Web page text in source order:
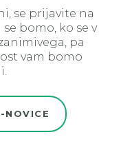
se prijavite na
bomo, ko se v
pa
vam bomo
NOVICE